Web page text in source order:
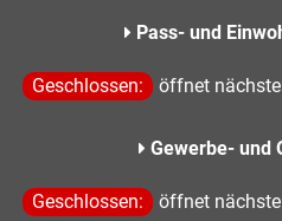
Pass- und
Klicken, um weitere Öffnungs-
Geschlossen: öffnet
Gewerbe- und
Klicken, um weitere Öffnungs-
Geschlossen: öffnet